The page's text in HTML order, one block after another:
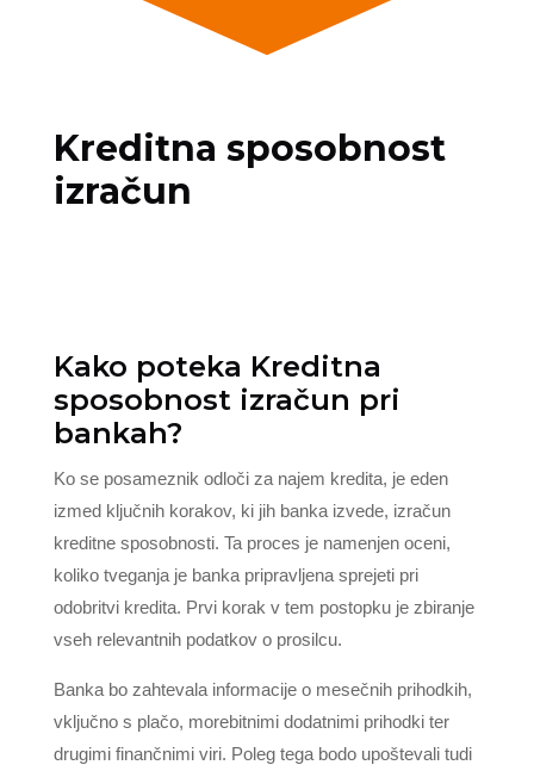
Kreditna sposobnost
izračun
Kako poteka Kreditna
sposobnost izračun pri
bankah?
Ko se posameznik odloči za najem kredita, je eden
izmed ključnih korakov, ki jih banka izvede, izračun
kreditne sposobnosti. Ta proces je namenjen oceni,
koliko tveganja je banka pripravljena sprejeti pri
odobritvi kredita. Prvi korak v tem postopku je zbiranje
vseh relevantnih podatkov o prosilcu.
Banka bo zahtevala informacije o mesečnih prihodkih,
vključno s plačo, morebitnimi dodatnimi prihodki ter
drugimi finančnimi viri. Poleg tega bodo upoštevali tudi